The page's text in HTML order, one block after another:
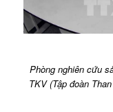
Phòng nghiên cứu
TKV (Tập đoàn